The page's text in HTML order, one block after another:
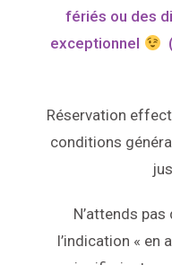
fériés ou des
exceptionnel
Réservation
conditions
N’attends
l’indication « en